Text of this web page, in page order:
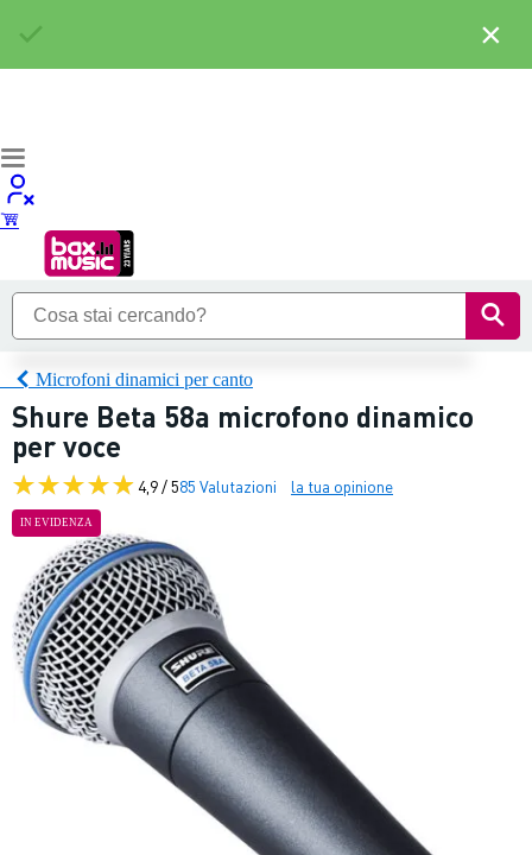
Microfoni dinamici per canto
Shure Beta 58a microfono dinamico
per voce
4,9 / 585 Valutazioni la tua opinione
IN EVIDENZA
×